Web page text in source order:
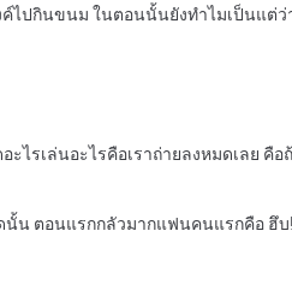
ไปกินขนม ในตอนนั้นยังทำไมเป็นแต่
ไรเล่นอะไรคือเราถ่ายลงหมดเลย
น ตอนแรกกลัวมากแฟนคนแรกคือ ฮึ